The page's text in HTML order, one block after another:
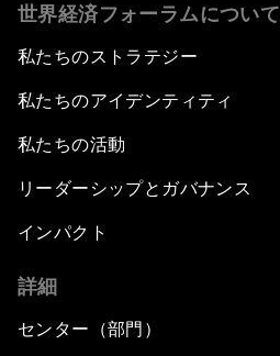
世界経済フォーラムについて
私たちのストラテジー
私たちのアイデンティティ
私たちの活動
リーダーシップとガバナンス
インパクト
詳細
センター（部門）